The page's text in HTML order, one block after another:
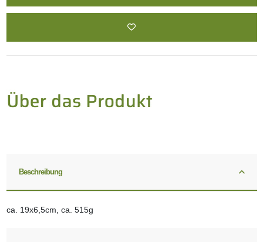
Beschreibung
ca. 19x6,5cm, ca. 515g